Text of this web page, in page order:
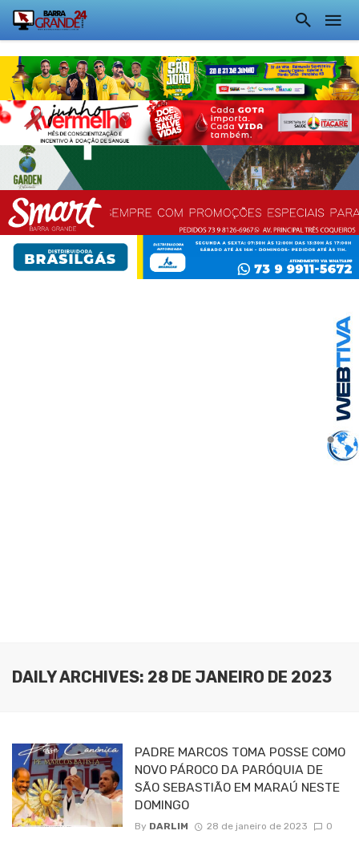
DAILY ARCHIVES: 28 DE JANEIRO DE 2023
PADRE MARCOS TOMA POSSE COMO
NOVO PÁROCO DA PARÓQUIA DE
SÃO SEBASTIÃO EM MARAÚ NESTE
DOMINGO
By DARLIM 28 de janeiro de 2023 0